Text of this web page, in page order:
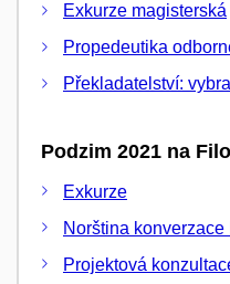
Exkurze magisterská
Propedeutika
Překladatelství:
Podzim 2021 na
Exkurze
Norština konverzace
Projektová